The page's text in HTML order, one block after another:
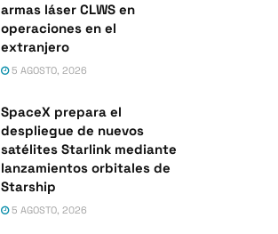
armas láser CLWS en
operaciones en el
extranjero
5 AGOSTO, 2026
SpaceX prepara el
despliegue de nuevos
satélites Starlink mediante
lanzamientos orbitales de
Starship
5 AGOSTO, 2026